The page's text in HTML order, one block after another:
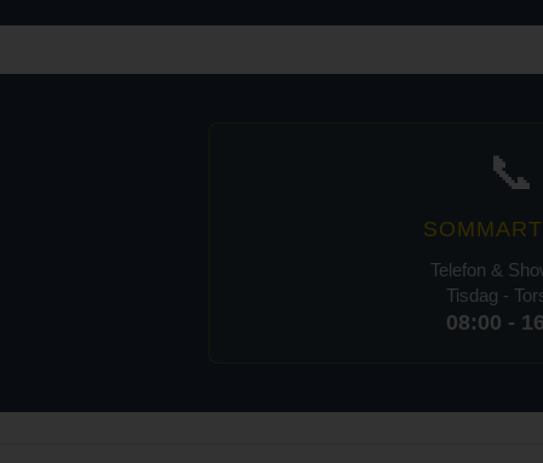
📞
Telefon &
Tisdag -
08:00 -